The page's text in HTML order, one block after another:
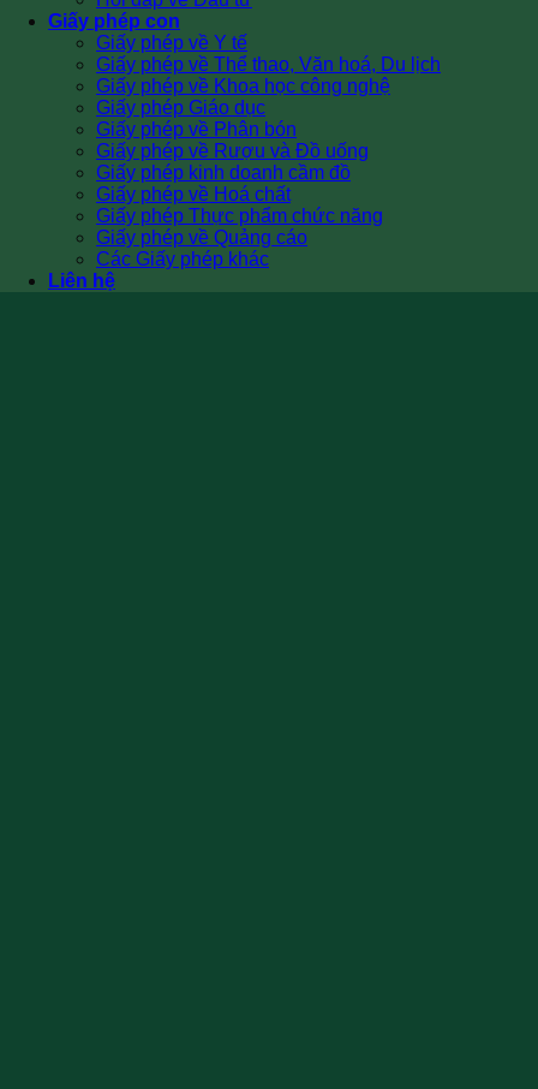
Giấy phép con
Giấy phép về Y tế
Giấy phép về Thể thao, Văn hoá, Du lịch
Giấy phép về Khoa học công nghệ
Giấy phép Giáo dục
Giấy phép về Phân bón
Giấy phép về Rượu và Đồ uống
Giấy phép kinh doanh cầm đồ
Giấy phép về Hoá chất
Giấy phép Thực phẩm chức năng
Giấy phép về Quảng cáo
Các Giấy phép khác
Liên hệ